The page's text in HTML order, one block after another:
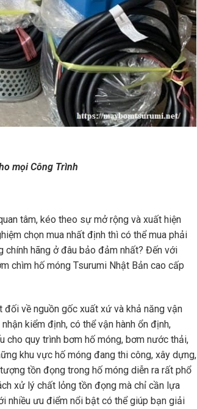
mọi Công Trình
tâm, kéo theo sự mở rộng và xuất hiện
chọn mua nhất định thì có thể mua phải
chính hãng ở đâu bảo đảm nhất? Đến với
chìm hố móng Tsurumi Nhật Bản cao cấp
đối về nguồn gốc xuất xứ và khả năng vận
kiểm định, có thể vận hành ổn định,
quy trình bơm hố móng, bơm nước thải,
khu vực hố móng đang thi công, xây dựng,
tồn đọng trong hố móng diễn ra rất phổ
xử lý chất lỏng tồn đọng mà chỉ cần lựa
nhiều ưu điểm nổi bật có thể giúp bạn giải